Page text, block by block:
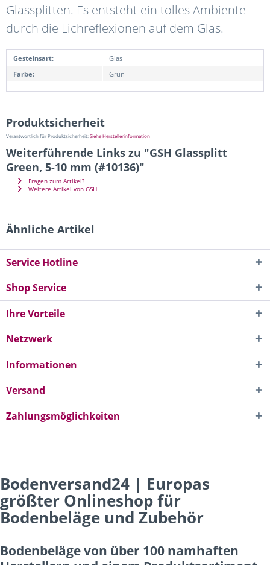
Glassplitten. Es entsteht ein tolles Ambiente
durch die Lichreflexionen auf dem Glas.
Gesteinsart:
Glas
Farbe:
Grün
Produktsicherheit
Verantwortlich für Produktsicherheit:Siehe Herstellerinformation
Weiterführende Links zu "GSH Glassplitt
Green, 5-10 mm (#10136)"
Fragen zum Artikel?
Weitere Artikel von GSH
Ähnliche Artikel
Service Hotline
Shop Service
Ihre Vorteile
Netzwerk
Informationen
Versand
Zahlungsmöglichkeiten
Bodenversand24 | Europas
größter Onlineshop für
Bodenbeläge und Zubehör
Bodenbeläge von über 100 namhaften